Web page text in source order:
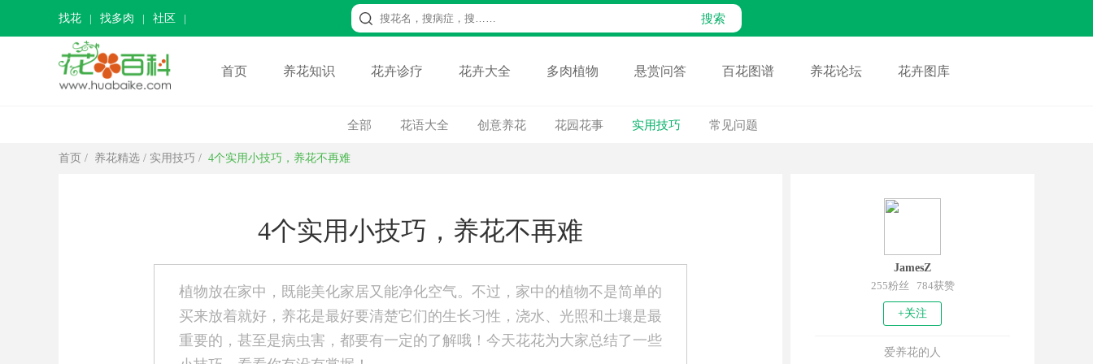
找花 找多肉 社区
首页 养花知识 花卉诊疗 花卉大全 多肉植物 悬赏问答 百花图谱 养花论坛 花卉图库
全部 花语大全 创意养花 花园花事 实用技巧 常见问题
首页 / 养花精选 / 实用技巧 / 4个实用小技巧，养花不再难
4个实用小技巧，养花不再难
植物放在家中，既能美化家居又能净化空气。不过，家中的植物不是简单的
买来放着就好，养花是最好要清楚它们的生长习性，浇水、光照和土壤是最
重要的，甚至是病虫害，都要有一定的了解哦！今天花花为大家总结了一些
JamesZ
255粉丝 784获赞
+关注
爱养花的人